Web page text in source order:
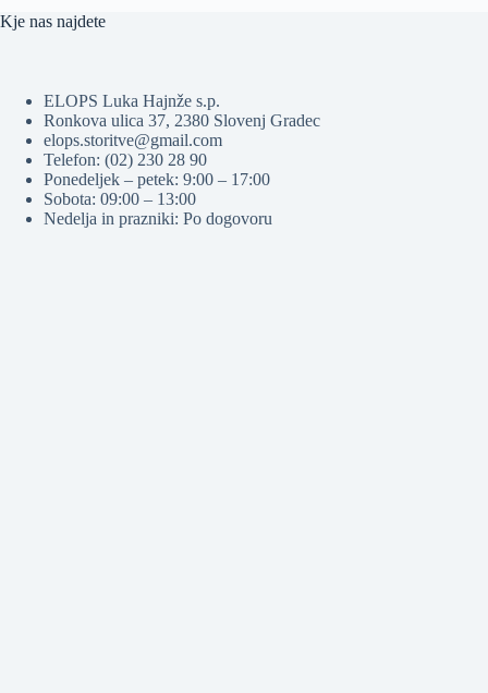
Kje nas najdete
ELOPS Luka Hajnže s.p.
Ronkova ulica 37, 2380 Slovenj Gradec
elops.storitve@gmail.com
Telefon: (02) 230 28 90
Ponedeljek – petek: 9:00 – 17:00
Sobota: 09:00 – 13:00
Nedelja in prazniki: Po dogovoru